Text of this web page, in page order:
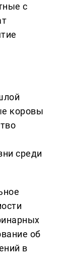
с
коровы
среди
об
в